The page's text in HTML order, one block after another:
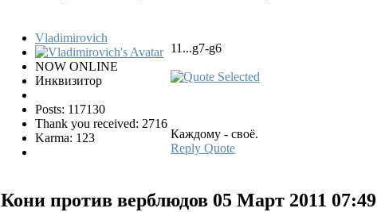
Vladimirovich
NOW ONLINE
Инквизитор
Posts: 117130
Thank you received: 2716
Karma: 123
11...g7-g6
Каждому - своё.
Reply Quote
Кони против верблюдов 05 Март 2011 07:49